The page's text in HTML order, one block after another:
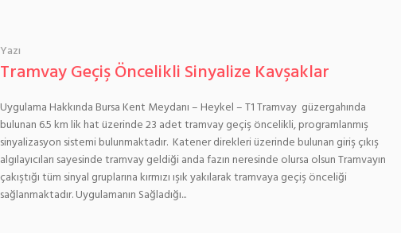
Yazı
Tramvay Geçiş Öncelikli Sinyalize Kavşaklar
Uygulama Hakkında Bursa Kent Meydanı – Heykel – T1 Tramvay güzergahında
bulunan 6.5 km lik hat üzerinde 23 adet tramvay geçiş öncelikli, programlanmış
sinyalizasyon sistemi bulunmaktadır. Katener direkleri üzerinde bulunan giriş çıkış
algılayıcıları sayesinde tramvay geldiği anda fazın neresinde olursa olsun Tramvayın
çakıştığı tüm sinyal gruplarına kırmızı ışık yakılarak tramvaya geçiş önceliği
sağlanmaktadır. Uygulamanın Sağladığı...